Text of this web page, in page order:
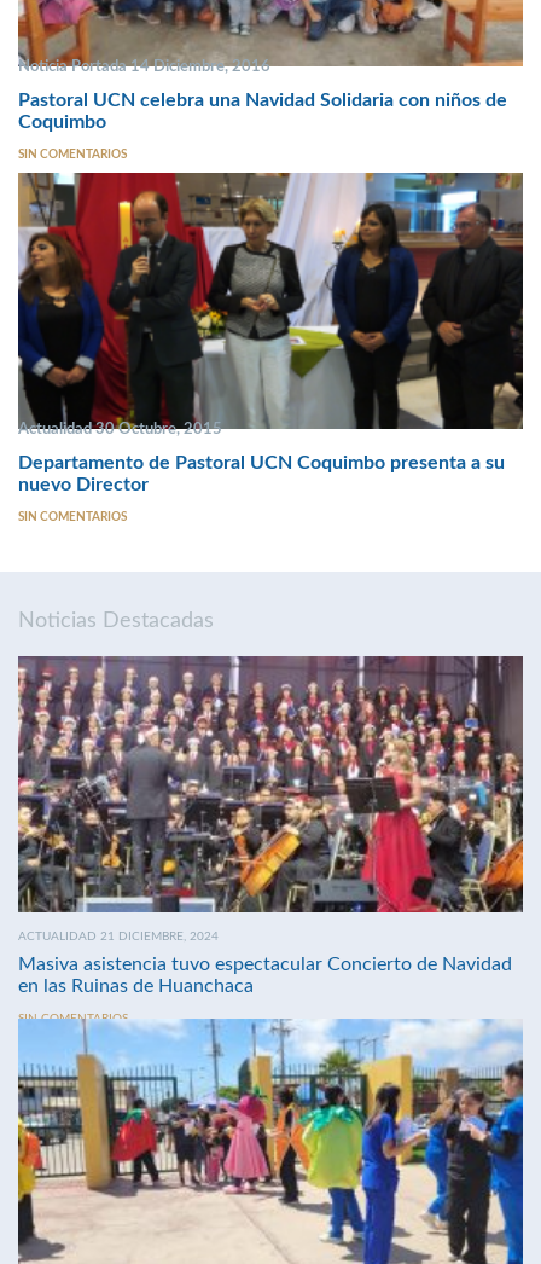
Noticia Portada 14 Diciembre, 2016
Pastoral UCN celebra una Navidad Solidaria con niños de
Coquimbo
SIN COMENTARIOS
Actualidad 30 Octubre, 2015
Departamento de Pastoral UCN Coquimbo presenta a su
nuevo Director
SIN COMENTARIOS
Noticias Destacadas
ACTUALIDAD 21 DICIEMBRE, 2024
Masiva asistencia tuvo espectacular Concierto de Navidad
en las Ruinas de Huanchaca
SIN COMENTARIOS